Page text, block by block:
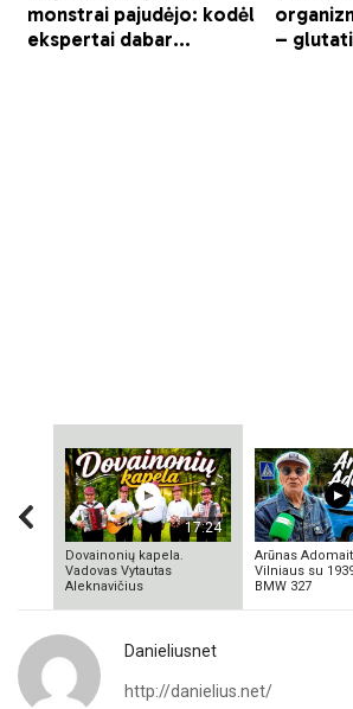
17:24
Dovainonių kapela.
Vadovas Vytautas
Aleknavičius
Arūnas
Vilniaus su
BMW 327
Danieliusnet
http://danielius.net/